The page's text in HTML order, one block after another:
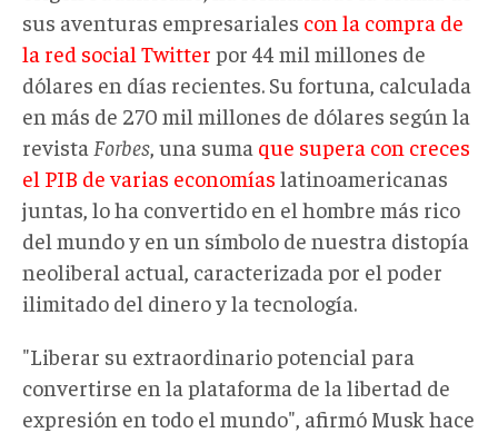
sus aventuras empresariales con la compra de
la red social Twitter por 44 mil millones de
dólares en días recientes. Su fortuna, calculada
en más de 270 mil millones de dólares según la
revista Forbes , una suma que supera con creces
el PIB de varias economías latinoamericanas
juntas, lo ha convertido en el hombre más rico
del mundo y en un símbolo de nuestra distopía
neoliberal actual, caracterizada por el poder
ilimitado del dinero y la tecnología.
"Liberar su extraordinario potencial para
convertirse en la plataforma de la libertad de
expresión en todo el mundo", afirmó Musk hace